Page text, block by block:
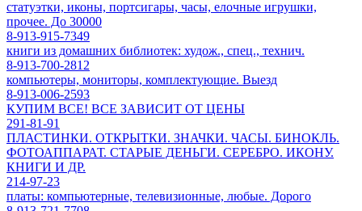
статуэтки, иконы, портсигары, часы, елочные игрушки,
прочее. До 30000
8-913-915-7349
книги из домашних библиотек: худож., спец., технич.
8-913-700-2812
компьютеры, мониторы, комплектующие. Выезд
8-913-006-2593
КУПИМ ВСЕ! ВСЕ ЗАВИСИТ ОТ ЦЕНЫ
291-81-91
ПЛАСТИНКИ. ОТКРЫТКИ. ЗНАЧКИ. ЧАСЫ. БИНОКЛЬ.
ФОТОАППАРАТ. СТАРЫЕ ДЕНЬГИ. СЕРЕБРО. ИКОНУ.
КНИГИ И ДР.
214-97-23
платы: компьютерные, телевизионные, любые. Дорого